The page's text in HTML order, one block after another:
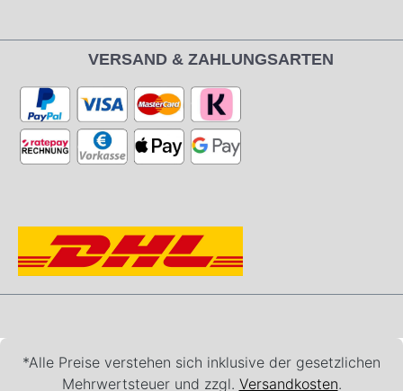
VERSAND & ZAHLUNGSARTEN
*Alle Preise verstehen sich inklusive der gesetzlichen
Mehrwertsteuer und zzgl. Versandkosten.